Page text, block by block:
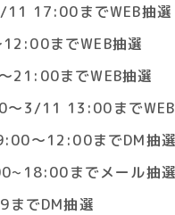
17:00までWEB抽選
までWEB抽選
までWEB抽選
3/11 13:00までWEB
～12:00までDM抽選
までメール抽選
でDM抽選